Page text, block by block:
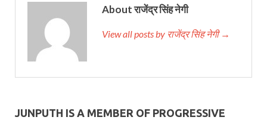
About राजेंद्र सिंह नेगी
View all posts by राजेंद्र सिंह नेगी →
JUNPUTH IS A MEMBER OF PROGRESSIVE